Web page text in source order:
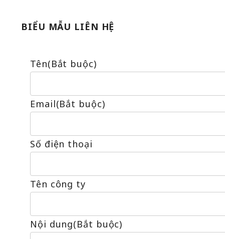
BIỂU MẪU LIÊN HỆ
Tên(Bắt buộc)
Email(Bắt buộc)
Số điện thoại
Tên công ty
Nội dung(Bắt buộc)